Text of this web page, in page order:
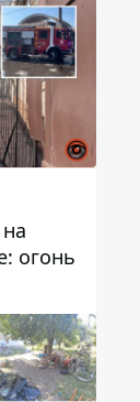
огонь